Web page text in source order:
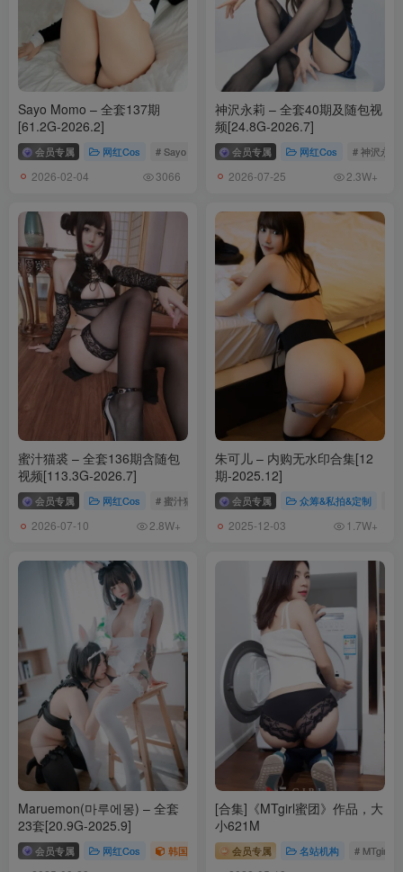
Sayo Momo – 全套137期
[61.2G-2026.2]
会员专属 网红Cos # Sayo Momo
2026-02-04 3066
神沢永莉 – 全套40期及随包视
频[24.8G-2026.7]
会员专属 网红Cos # 神沢永莉
2026-07-25 2.3W+
蜜汁猫裘 – 全套136期含随包
视频[113.3G-2026.7]
会员专属 网红Cos # 蜜汁猫裘
2026-07-10 2.8W+
朱可儿 – 内购无水印合集[12
期-2025.12]
会员专属 众筹&私拍&定制
2025-12-03 1.7W+
Maruemon(마루에몽) – 全套
23套[20.9G-2025.9]
会员专属 网红Cos 韩国（korea） # Maruemon # 마루에몽
[合集]《MTgirl蜜团》作品，大
小621M
会员专属 名站机构 # MTgirl蜜